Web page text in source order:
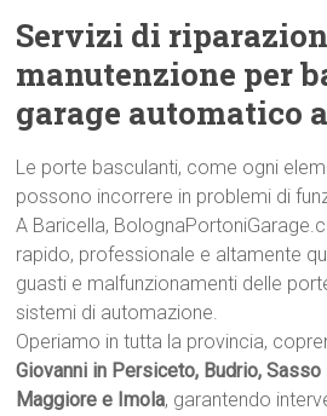
Servizi di
manutenzione per
garage automatico
Le porte basculanti, come ogni
possono incorrere in problemi di
A Baricella,
rapido, professionale e altamente
guasti e malfunzionamenti delle
sistemi di automazione.
Operiamo in tutta la provincia,
Giovanni in Persiceto, Budrio,
Maggiore e Imola, garantendo